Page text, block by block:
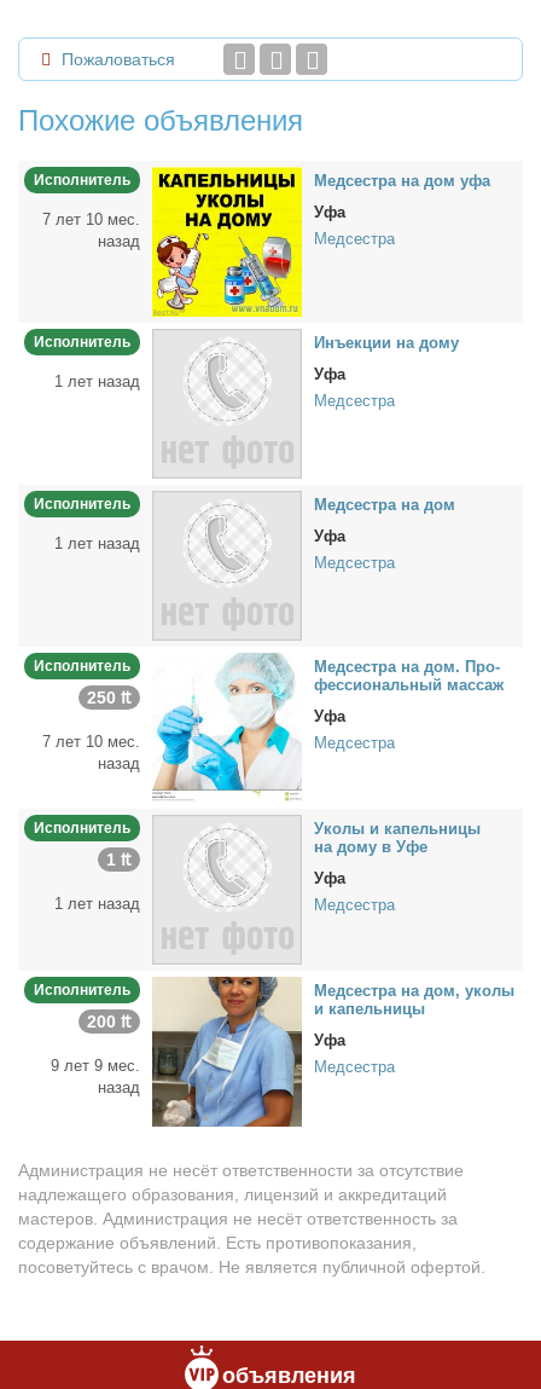
Пожаловаться
Похожие объявления
Исполнитель
7 лет 10 мес.
назад
Мед­сест­ра на дом уфа
Уфа
Медсестра
Исполнитель
1 лет назад
Инъ­ек­ции на до­му
Уфа
Медсестра
Исполнитель
1 лет назад
Мед­сест­ра на дом
Уфа
Медсестра
Исполнитель
250 ₶
7 лет 10 мес.
назад
Мед­сест­ра на дом. Про­
фес­сио­наль­ный мас­саж
Уфа
Медсестра
Исполнитель
1 ₶
1 лет назад
Уко­лы и ка­пель­ни­цы
на до­му в Уфе
Уфа
Медсестра
Исполнитель
200 ₶
9 лет 9 мес.
назад
Мед­сест­ра на дом, уко­лы
и ка­пель­ни­цы
Уфа
Медсестра
Администрация не несёт ответственности за отсутствие
надлежащего образования, лицензий и аккредитаций
мастеров. Администрация не несёт ответственность за
содержание объявлений. Есть противопоказания,
посоветуйтесь с врачом. Не является публичной офертой.
объявления